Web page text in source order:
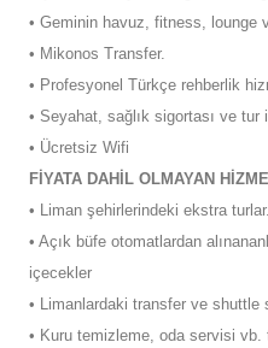
• Geminin havuz, fitness, lounge
• Mikonos Transfer.
• Profesyonel Türkçe rehberlik
• Seyahat, sağlık sigortası ve tur
• Ücretsiz Wifi
FİYATA DAHİL OLMAYAN
• Liman şehirlerindeki ekstra turlar.
• Açık büfe otomatlardan
içecekler
• Limanlardaki transfer ve shuttle
• Kuru temizleme, oda servisi vb.